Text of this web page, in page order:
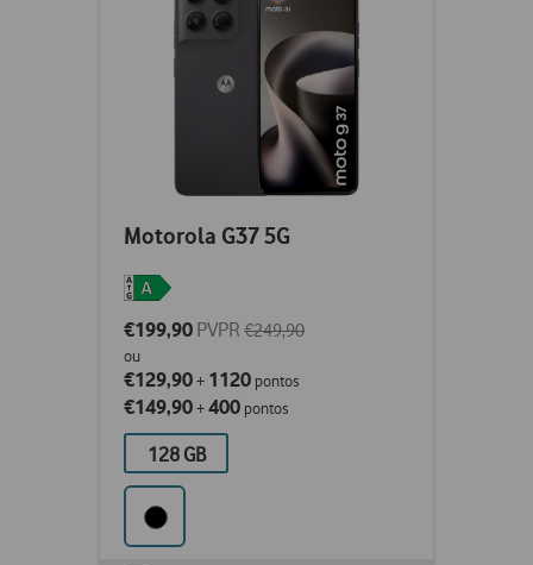
Motorola G37 5G
€199,90 PVPR €249,90
ou
€129,90+ 1120 pontos
€149,90+400 pontos
128 GB